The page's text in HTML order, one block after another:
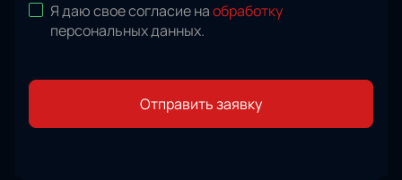
Я даю свое согласие наобработку
персональных данных.
Отправить заявку